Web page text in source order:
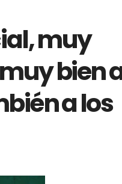
muy
bien
a los